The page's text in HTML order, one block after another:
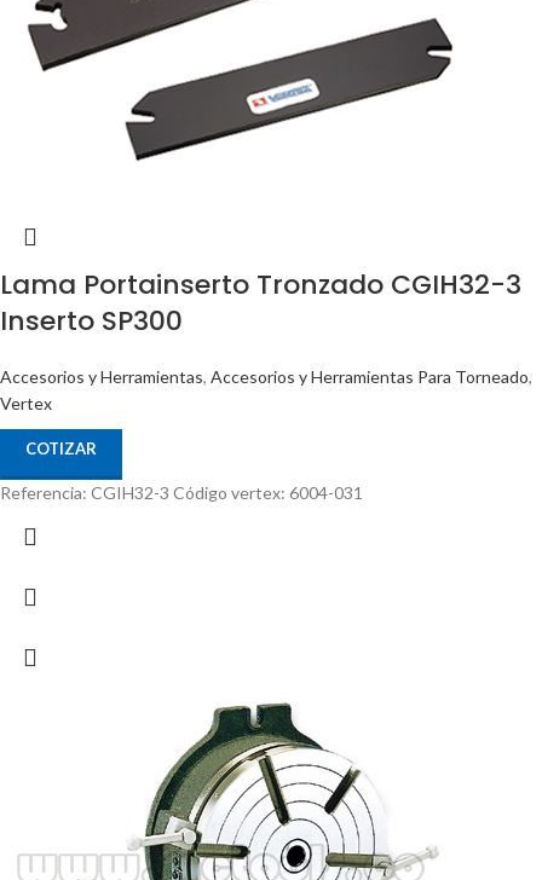
Lama Portainserto Tronzado CGIH32-3
Inserto SP300
Accesorios y Herramientas, Accesorios y Herramientas Para Torneado,
Vertex
COTIZAR
Referencia: CGIH32-3 Código vertex: 6004-031